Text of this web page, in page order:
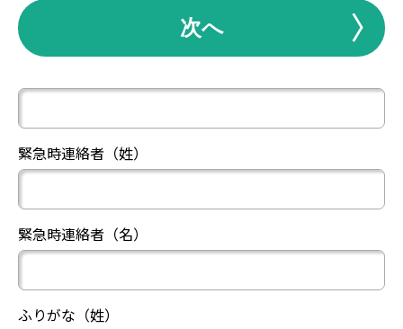
次へ
緊急時連絡者（姓）
緊急時連絡者（名）
ふりがな（姓）